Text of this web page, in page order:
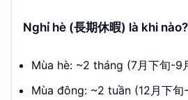
Nghỉ hè (長期休暇) là khi nào?
Mùa hè: ~2 tháng (7月下旬-9
Mùa đông: ~2 tuần (12月下旬